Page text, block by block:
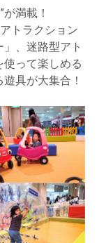
満載！
トラクション
、迷路型アト
って楽しめる
具が大集合！